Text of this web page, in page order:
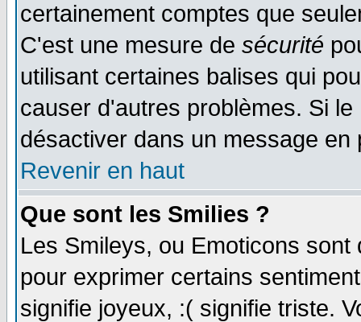
certainement comptes que
C'est une mesure de sécurité
utilisant certaines balises qui
causer d'autres problèmes. Si
désactiver dans un message
Revenir en haut
Que sont les Smilies ?
Les Smileys, ou Emoticons
pour exprimer certains
signifie joyeux, :( signifie triste.